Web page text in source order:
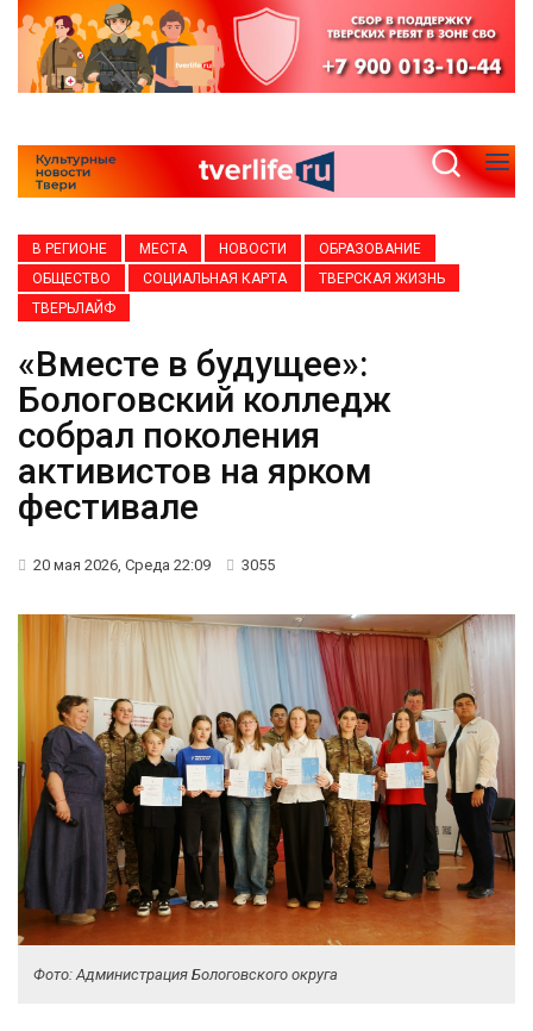
В РЕГИОНЕ МЕСТА НОВОСТИ
ОБРАЗОВАНИЕ
ОБЩЕСТВО
СОЦИАЛЬНАЯ КАРТА
ТВЕРСКАЯ ЖИЗНЬ
ТВЕРЬЛАЙФ
«Вместе в будущее»:
Бологовский колледж
собрал поколения
активистов на ярком
фестивале
20 мая 2026, Среда 22:09 3055
Фото: Администрация Бологовского округа